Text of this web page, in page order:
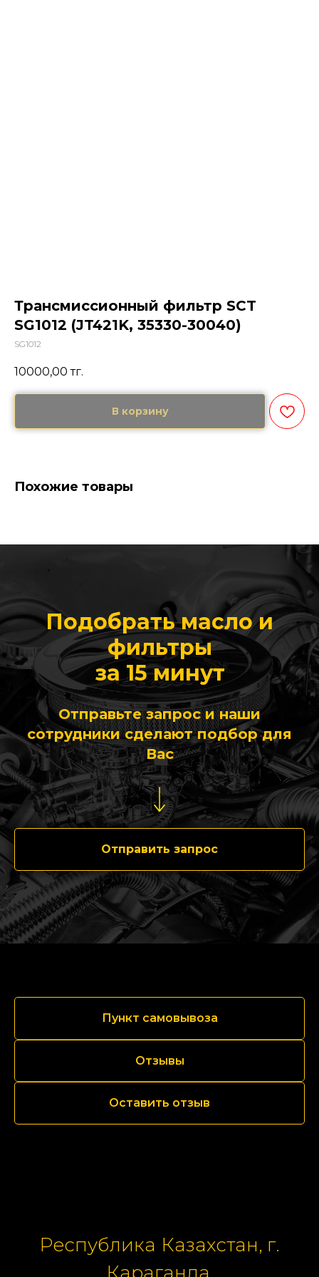
Трансмиссионный фильтр SCT
SG1012 (JT421K, 35330-30040)
SG1012
10000,00 тг.
В корзину
Похожие товары
Подобрать масло и
фильтры
за 15 минут
Отправьте запрос и наши
сотрудники сделают подбор для
Вас
Отправить запрос
Пункт самовывоза
Отзывы
Оставить отзыв
Республика Казахстан, г.